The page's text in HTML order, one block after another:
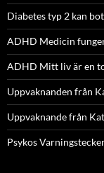
Diabetes typ 2 kan
ADHD Medicin
ADHD Mitt liv är en
Uppvaknanden från
Uppvaknande från
Psykos